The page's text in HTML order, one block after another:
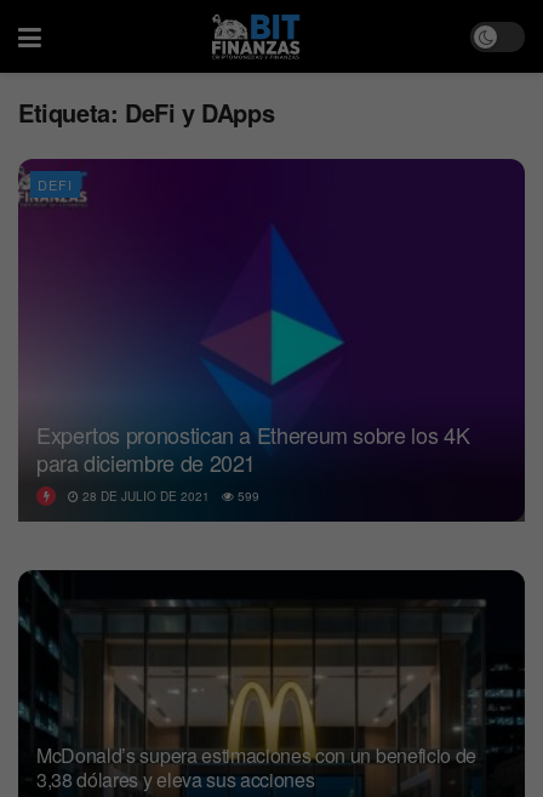
Etiqueta: DeFi y DApps
DEFI
Expertos pronostican a Ethereum sobre los 4K
para diciembre de 2021
28 DE JULIO DE 2021 599
McDonald’s supera estimaciones con un beneficio de
3,38 dólares y eleva sus acciones